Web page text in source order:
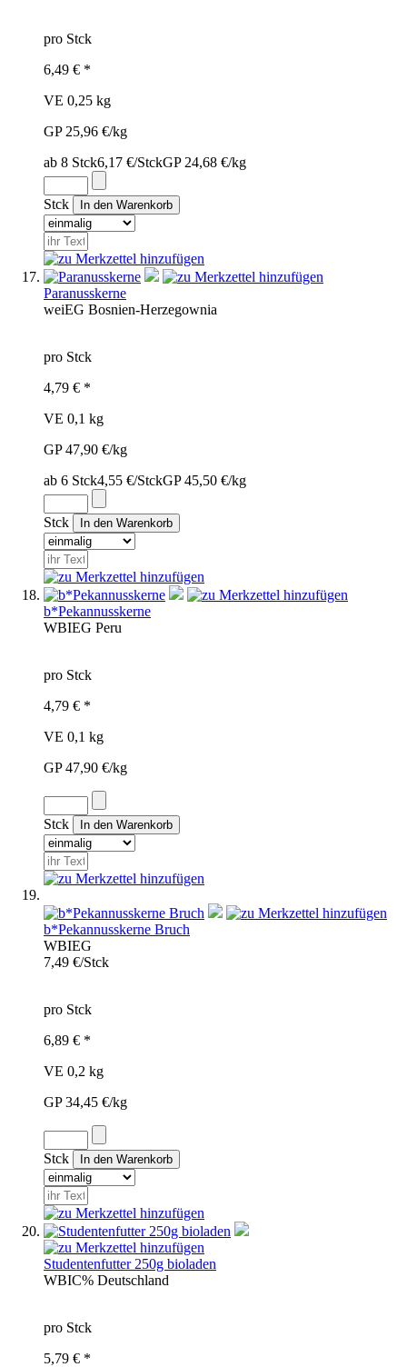
pro Stck
6,49 € *
VE 0,25 kg
GP 25,96 €/kg
ab 8 Stck6,17 €/StckGP 24,68 €/kg
Stck
Paranusskerne
weiEG Bosnien-Herzegownia
pro Stck
4,79 € *
VE 0,1 kg
GP 47,90 €/kg
ab 6 Stck4,55 €/StckGP 45,50 €/kg
Stck
b*Pekannusskerne
WBIEG Peru
pro Stck
4,79 € *
VE 0,1 kg
GP 47,90 €/kg
Stck
b*Pekannusskerne Bruch
WBIEG
7,49 €/Stck
pro Stck
6,89 € *
VE 0,2 kg
GP 34,45 €/kg
Stck
Studentenfutter 250g bioladen
WBIC% Deutschland
pro Stck
5,79 € *